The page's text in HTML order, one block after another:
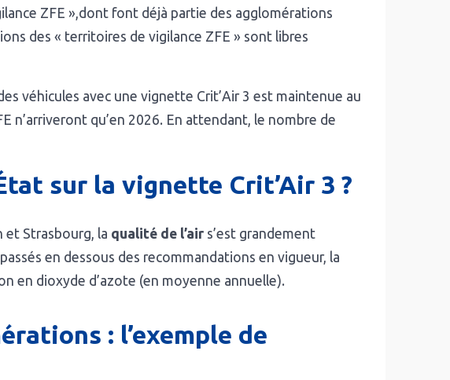
ZFE »,dont font déjà partie des agglomérations
des « territoires de vigilance ZFE » sont libres
véhicules avec une vignette Crit’Air 3 est maintenue au
n’arriveront qu’en 2026. En attendant, le nombre de
sur la vignette Crit’Air 3 ?
et Strasbourg, la qualité de l’air s’est grandement
en dessous des recommandations en vigueur, la
en dioxyde d’azote (en moyenne annuelle).
: l’exemple de